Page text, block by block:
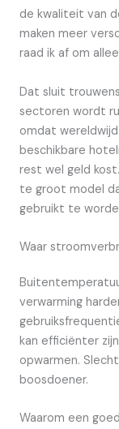
de kwaliteit van
maken meer
raad ik af om
Dat sluit
sectoren wordt
omdat
beschikbare
rest wel geld
te groot model
gebruikt te
Waar
verwarming
kan efficiënter
opwarmen.
boosdoener.
Waarom een